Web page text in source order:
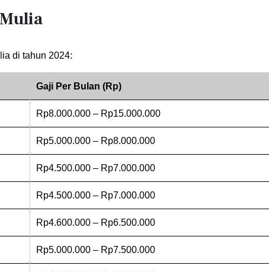
di tahun 2024:
Gaji Per Bulan (Rp)
Rp8.000.000 – Rp15.000.000
Rp5.000.000 – Rp8.000.000
Rp4.500.000 – Rp7.000.000
Rp4.500.000 – Rp7.000.000
Rp4.600.000 – Rp6.500.000
Rp5.000.000 – Rp7.500.000